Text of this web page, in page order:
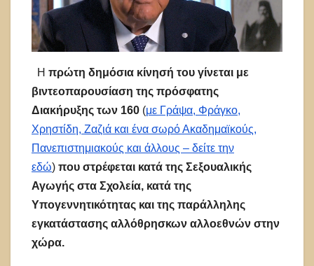
Η πρώτη δημόσια κίνησή του γίνεται με
βιντεοπαρουσίαση της πρόσφατης
Διακήρυξης των 160 (με Γράψα, Φράγκο,
Χρηστίδη, Ζαζιά και ένα σωρό Ακαδημαϊκούς,
Πανεπιστημιακούς και άλλους – δείτε την
εδώ) που στρέφεται κατά της Σεξουαλικής
Αγωγής στα Σχολεία, κατά της
Υπογεννητικότητας και της παράλληλης
εγκατάστασης αλλόθρησκων αλλοεθνών στην
χώρα.